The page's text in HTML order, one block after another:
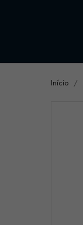
Início